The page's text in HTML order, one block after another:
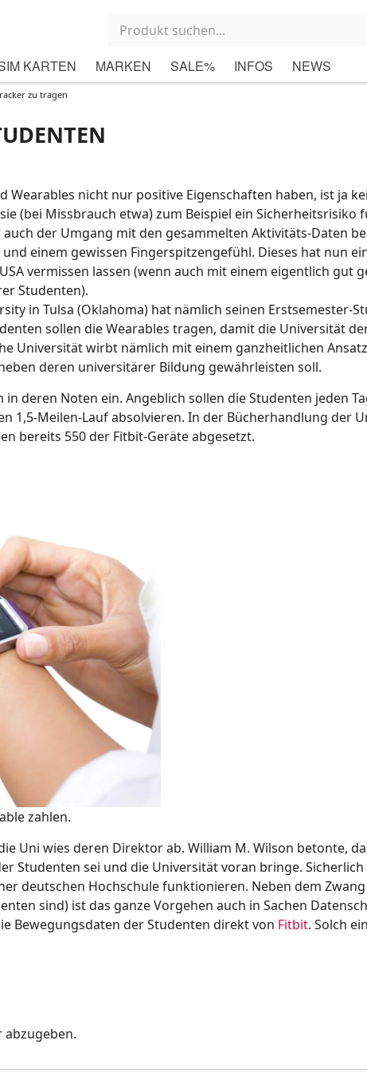
KARTEN MARKEN SALE% INFOS NEWS
zu tragen
Wearables nicht nur positive Eigenschaften haben, ist ja
(bei Missbrauch etwa) zum Beispiel ein Sicherheitsrisiko
der Umgang mit den gesammelten Aktivitäts-Daten
einem gewissen Fingerspitzengefühl. Dieses hat nun
vermissen lassen (wenn auch mit einem eigentlich gut
Studenten).
in Tulsa (Oklahoma) hat nämlich seinen Erstsemester-
sollen die Wearables tragen, damit die Universität
Universität wirbt nämlich mit einem ganzheitlichen
deren universitärer Bildung gewährleisten soll.
deren Noten ein. Angeblich sollen die Studenten jeden
1,5-Meilen-Lauf absolvieren. In der Bücherhandlung der
bereits 550 der Fitbit-Geräte abgesetzt.
zahlen.
Uni wies deren Direktor ab. William M. Wilson betonte,
Studenten sei und die Universität voran bringe.
deutschen Hochschule funktionieren. Neben dem
sind) ist das ganze Vorgehen auch in Sachen
Bewegungsdaten der Studenten direkt von Fitbit. Solch ein
abzugeben.